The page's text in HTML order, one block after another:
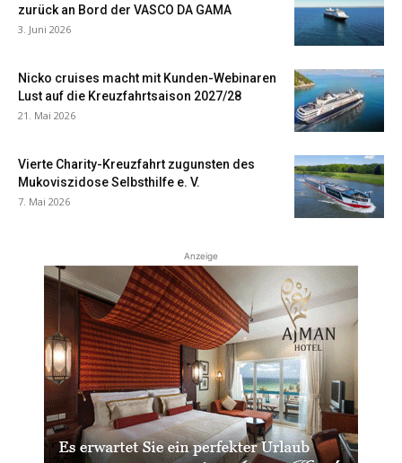
zurück an Bord der VASCO DA GAMA
3. Juni 2026
Nicko cruises macht mit Kunden-Webinaren
Lust auf die Kreuzfahrtsaison 2027/28
21. Mai 2026
Vierte Charity-Kreuzfahrt zugunsten des
Mukoviszidose Selbsthilfe e. V.
7. Mai 2026
Anzeige